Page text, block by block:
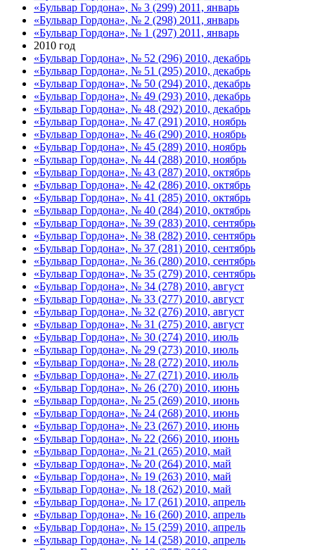
«Бульвар Гордона», № 3 (299) 2011, январь
«Бульвар Гордона», № 2 (298) 2011, январь
«Бульвар Гордона», № 1 (297) 2011, январь
2010 год
«Бульвар Гордона», № 52 (296) 2010, декабрь
«Бульвар Гордона», № 51 (295) 2010, декабрь
«Бульвар Гордона», № 50 (294) 2010, декабрь
«Бульвар Гордона», № 49 (293) 2010, декабрь
«Бульвар Гордона», № 48 (292) 2010, декабрь
«Бульвар Гордона», № 47 (291) 2010, ноябрь
«Бульвар Гордона», № 46 (290) 2010, ноябрь
«Бульвар Гордона», № 45 (289) 2010, ноябрь
«Бульвар Гордона», № 44 (288) 2010, ноябрь
«Бульвар Гордона», № 43 (287) 2010, октябрь
«Бульвар Гордона», № 42 (286) 2010, октябрь
«Бульвар Гордона», № 41 (285) 2010, октябрь
«Бульвар Гордона», № 40 (284) 2010, октябрь
«Бульвар Гордона», № 39 (283) 2010, сентябрь
«Бульвар Гордона», № 38 (282) 2010, сентябрь
«Бульвар Гордона», № 37 (281) 2010, сентябрь
«Бульвар Гордона», № 36 (280) 2010, сентябрь
«Бульвар Гордона», № 35 (279) 2010, сентябрь
«Бульвар Гордона», № 34 (278) 2010, август
«Бульвар Гордона», № 33 (277) 2010, август
«Бульвар Гордона», № 32 (276) 2010, август
«Бульвар Гордона», № 31 (275) 2010, август
«Бульвар Гордона», № 30 (274) 2010, июль
«Бульвар Гордона», № 29 (273) 2010, июль
«Бульвар Гордона», № 28 (272) 2010, июль
«Бульвар Гордона», № 27 (271) 2010, июль
«Бульвар Гордона», № 26 (270) 2010, июнь
«Бульвар Гордона», № 25 (269) 2010, июнь
«Бульвар Гордона», № 24 (268) 2010, июнь
«Бульвар Гордона», № 23 (267) 2010, июнь
«Бульвар Гордона», № 22 (266) 2010, июнь
«Бульвар Гордона», № 21 (265) 2010, май
«Бульвар Гордона», № 20 (264) 2010, май
«Бульвар Гордона», № 19 (263) 2010, май
«Бульвар Гордона», № 18 (262) 2010, май
«Бульвар Гордона», № 17 (261) 2010, апрель
«Бульвар Гордона», № 16 (260) 2010, апрель
«Бульвар Гордона», № 15 (259) 2010, апрель
«Бульвар Гордона», № 14 (258) 2010, апрель